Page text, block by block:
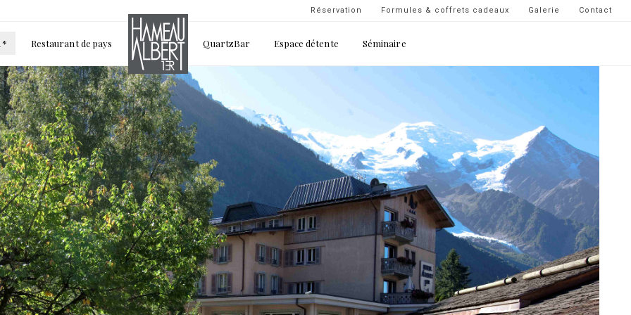
Navigation
-
top
Formules & coffrets cadeaux Galerie Contact
Réservation
Restaurant de pays QuartzBar Espace détente Séminaire